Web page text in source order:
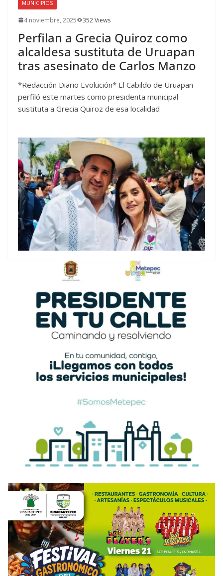
MUNICIPIOS
4 noviembre, 2025 352 Views
Perfilan a Grecia Quiroz como
alcaldesa sustituta de Uruapan
tras asesinato de Carlos Manzo
*Redacción Diario Evolución* El Cabildo de Uruapan
perfiló este martes como presidenta municipal
sustituta a Grecia Quiroz de esa localidad